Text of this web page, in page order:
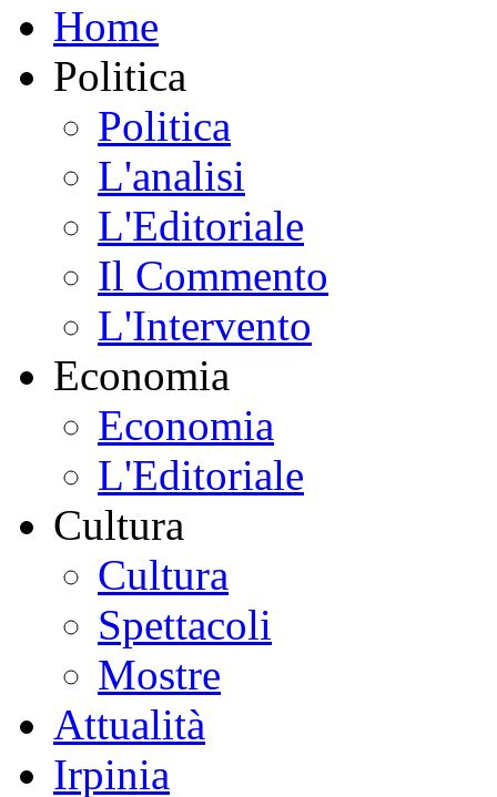
Home
Politica
Politica
L'analisi
L'Editoriale
Il Commento
L'Intervento
Economia
Economia
L'Editoriale
Cultura
Cultura
Spettacoli
Mostre
Attualità
Irpinia